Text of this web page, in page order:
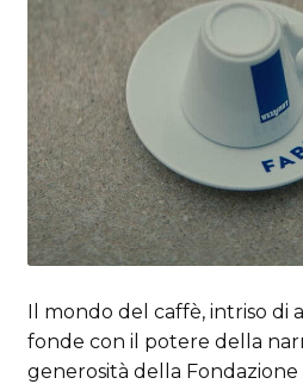
Il mondo del caffè, intriso di
fonde con il potere della
generosità della Fondazione